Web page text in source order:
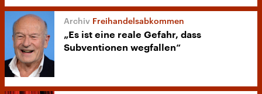
Freihandelsabkommen
„Es ist eine reale Gefahr, dass
Subventionen wegfallen“